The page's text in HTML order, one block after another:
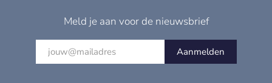
Meld je aan voor de nieuwsbrief
Aanmelden